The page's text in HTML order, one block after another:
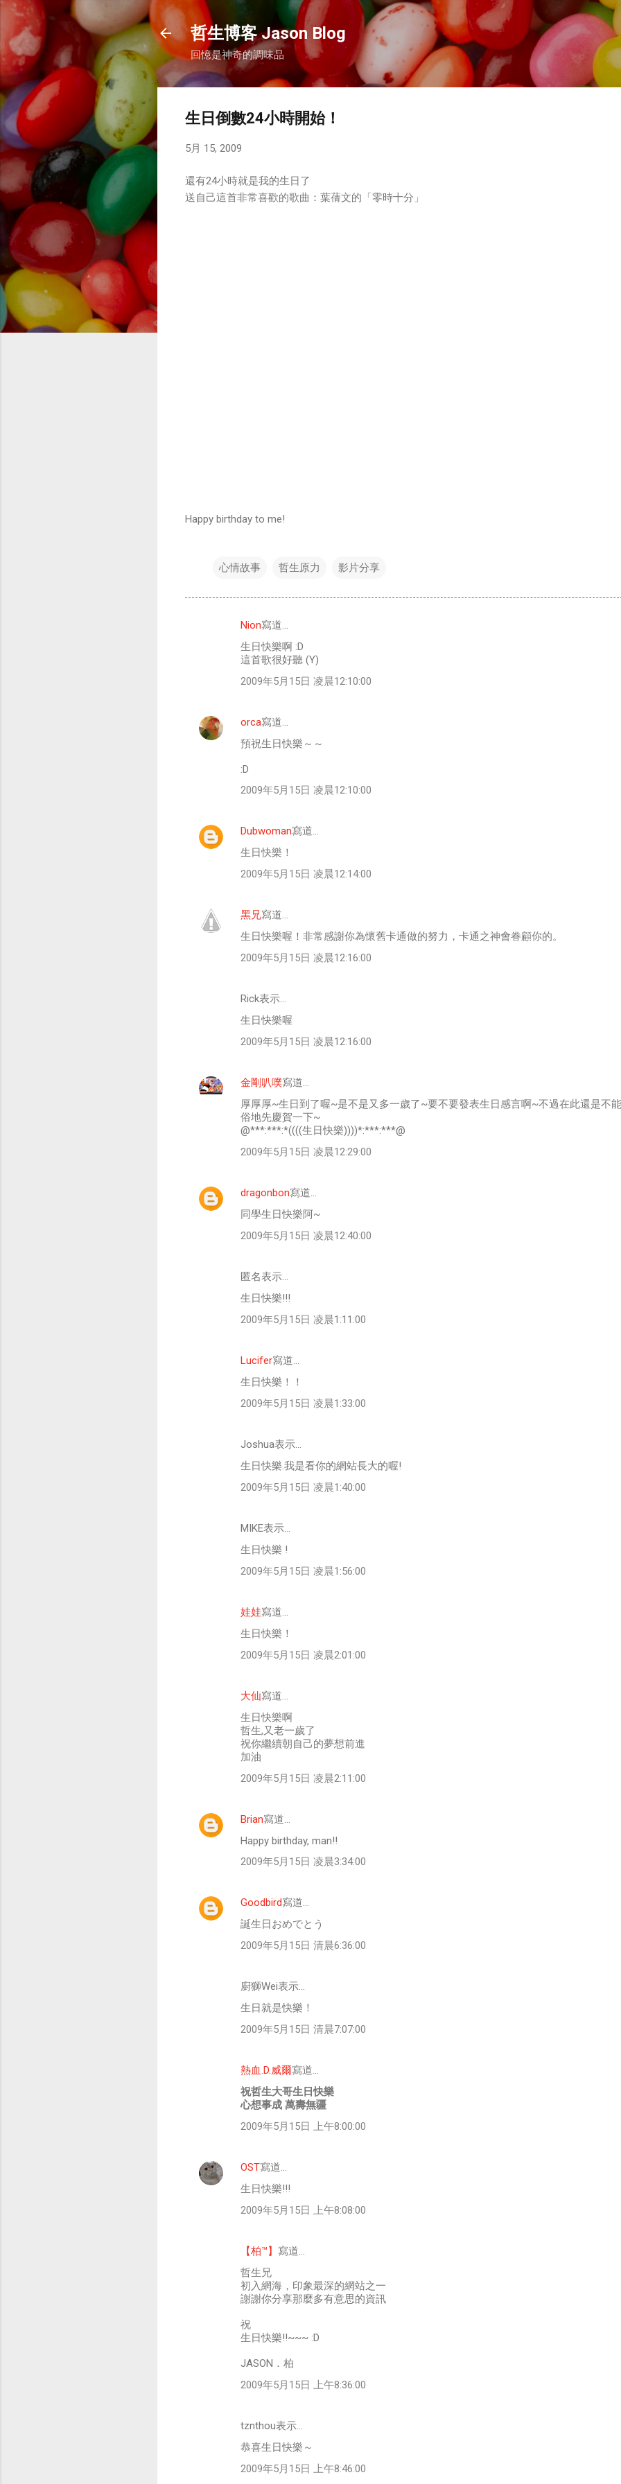
跳到主要內容
哲生博客 Jason Blog
回憶是神奇的調味品
生日倒數24小時開始！
5月 15, 2009
還有24小時就是我的生日了
送自己這首非常喜歡的歌曲：葉蒨文的「零時十分」
Happy birthday to me!
心情故事 哲生原力 影片分享
Nion寫道…
生日快樂啊 :D
這首歌很好聽 (Y)
2009年5月15日 凌晨12:10:00
orca寫道…
預祝生日快樂～～
:D
2009年5月15日 凌晨12:10:00
Dubwoman寫道…
生日快樂！
2009年5月15日 凌晨12:14:00
黑兄寫道…
生日快樂喔！非常感謝你為懷舊卡通做的努力，卡通之神會眷顧你的。
2009年5月15日 凌晨12:16:00
Rick表示…
生日快樂喔
2009年5月15日 凌晨12:16:00
金剛叭噗寫道…
厚厚厚~生日到了喔~是不是又多一歲了~要不要發表生日感言啊~不過在此還是不
俗地先慶賀一下~
@***:***:*((((生日快樂))))*:***:***@
2009年5月15日 凌晨12:29:00
dragonbon寫道…
同學生日快樂阿~
2009年5月15日 凌晨12:40:00
匿名表示…
生日快樂!!!
2009年5月15日 凌晨1:11:00
Lucifer寫道…
生日快樂！！
2009年5月15日 凌晨1:33:00
Joshua表示…
生日快樂.我是看你的網站長大的喔!
2009年5月15日 凌晨1:40:00
MIKE表示…
生日快樂 !
2009年5月15日 凌晨1:56:00
娃娃寫道…
生日快樂！
2009年5月15日 凌晨2:01:00
大仙寫道…
生日快樂啊
哲生,又老一歲了
祝你繼續朝自己的夢想前進
加油
2009年5月15日 凌晨2:11:00
Brian寫道…
Happy birthday, man!!
2009年5月15日 凌晨3:34:00
Goodbird寫道…
誕生日おめでとう
2009年5月15日 清晨6:36:00
廚獅Wei表示…
生日就是快樂！
2009年5月15日 清晨7:07:00
熱血.D.威爾寫道…
祝哲生大哥生日快樂
心想事成 萬壽無疆
2009年5月15日 上午8:00:00
OST寫道…
生日快樂!!!
2009年5月15日 上午8:08:00
【柏™】 寫道…
哲生兄
初入網海，印象最深的網站之一
謝謝你分享那麼多有意思的資訊
祝
生日快樂!!~~~ :D
JASON．柏
2009年5月15日 上午8:36:00
tznthou表示…
恭喜生日快樂～
2009年5月15日 上午8:46:00